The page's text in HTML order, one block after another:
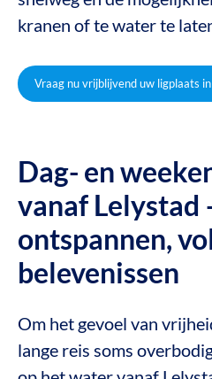
kranen of te water te
Vraag nu vrijblijvend uw ligplaats
Dag- en
vanaf Lelystad
ontspannen,
belevenissen
Om het gevoel van
lange reis soms